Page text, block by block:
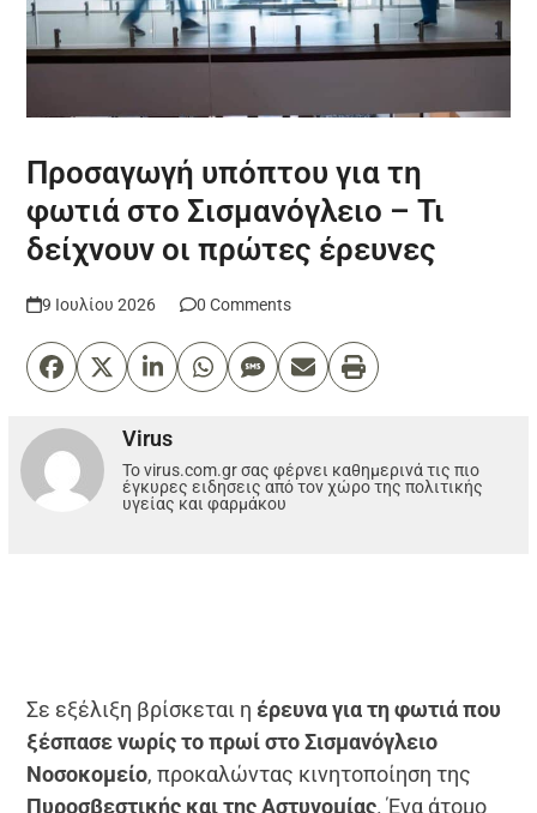
Προσαγωγή υπόπτου για τη
φωτιά στο Σισμανόγλειο – Τι
δείχνουν οι πρώτες έρευνες
9 Ιουλίου 2026 0 Comments
Virus
Το virus.com.gr σας φέρνει καθημερινά τις πιο
έγκυρες ειδησεις από τον χώρο της πολιτικής
υγείας και φαρμάκου
Σε εξέλιξη βρίσκεται η έρευνα για τη φωτιά που
ξέσπασε νωρίς το πρωί στο Σισμανόγλειο
Νοσοκομείο, προκαλώντας κινητοποίηση της
Πυροσβεστικής και της Αστυνομίας. Ένα άτομο